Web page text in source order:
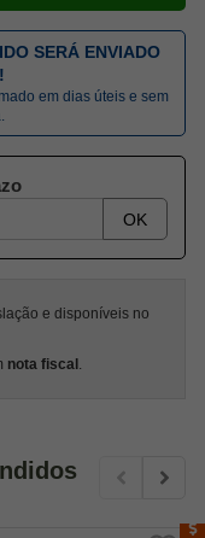
SERÁ ENVIADO
em dias úteis e sem
OK
e disponíveis no
nota fiscal .